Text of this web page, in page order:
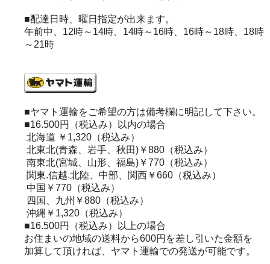
■配達日時、曜日指定が出来ます。
午前中、12時～14時、14時～16時、16時～18時、18時
～21時
■ヤマト運輸をご希望の方は備考欄に明記して下さい。
■16.500円（税込み）以内の場合
北海道 ￥1,320（税込み）
北東北(青森、岩手、秋田)￥880（税込み）
南東北(宮城、山形、福島)￥770（税込み）
関東.信越.北陸、中部、関西￥660（税込み）
中国￥770（税込み）
四国、九州￥880（税込み）
沖縄￥1,320（税込み）
■16.500円（税込み）以上の場合
お住まいの地域の送料から600円を差し引いた金額を
加算して頂ければ、ヤマト運輸での発送が可能です。